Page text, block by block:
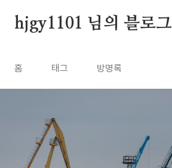
hjgy1101 님의 블로그
홈 태그 방명록